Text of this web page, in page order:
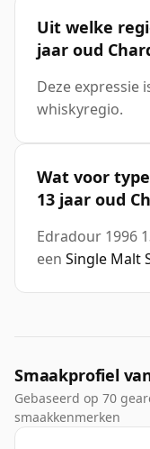
Uit welke
jaar oud
Deze expressie
whiskyregio.
Wat voor
13 jaar oud
Edradour 1996
een Single Malt
Smaakprofiel
Gebaseerd op 70
smaakkenmerken